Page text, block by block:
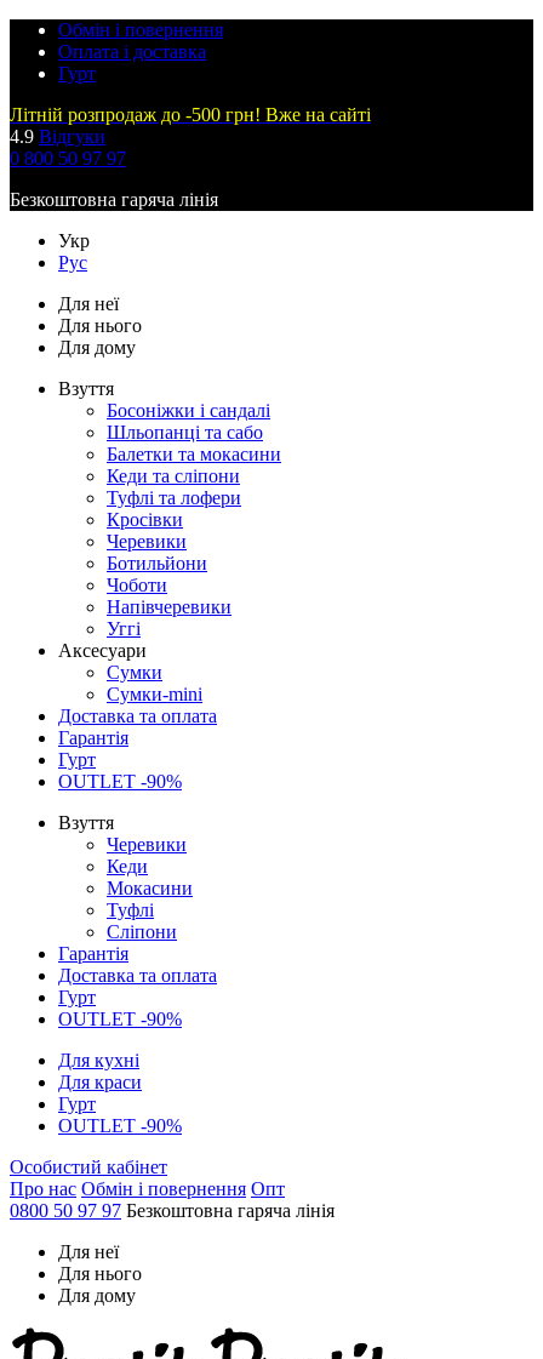
Обмін і повернення
Оплата і доставка
Гурт
Літній розпродаж до -500 грн! Вже на сайті
4.9 Відгуки
0 800 50 97 97
Безкоштовна гаряча лінія
Укр
Рус
Для неї
Для нього
Для дому
Взуття
Босоніжки і сандалі
Шльопанці та сабо
Балетки та мокасини
Кеди та сліпони
Туфлі та лофери
Кросівки
Черевики
Ботильйони
Чоботи
Напівчеревики
Уггі
Аксесуари
Сумки
Сумки-mini
Доставка та оплата
Гарантія
Гурт
OUTLET -90%
Взуття
Черевики
Кеди
Мокасини
Туфлі
Сліпони
Гарантія
Доставка та оплата
Гурт
OUTLET -90%
Для кухні
Для краси
Гурт
OUTLET -90%
Особистий кабінет
Про нас Обмін і повернення Опт
0800 50 97 97 Безкоштовна гаряча лінія
Для неї
Для нього
Для дому